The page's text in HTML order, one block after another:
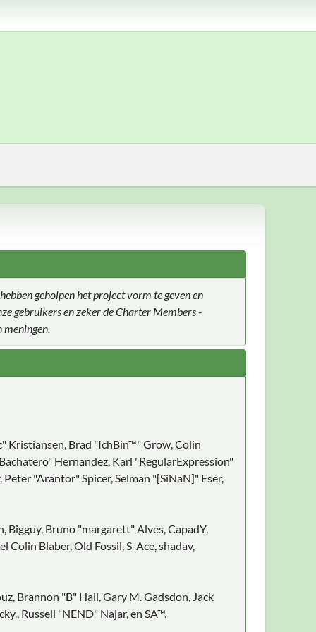
geholpen het project vorm te geven en
gebruikers en zeker de Charter Members -
meningen.
Kristiansen, Brad "IchBin™" Grow, Colin
Hernandez, Karl "RegularExpression"
"Arantor" Spicer, Selman "[SiNaN]" Eser,
Bigguy, Bruno "margarett" Alves, CapadY,
Blaber, Old Fossil, S-Ace, shadav,
Brannon "B" Hall, Gary M. Gadsdon, Jack
Russell "NEND" Najar, en SA™.